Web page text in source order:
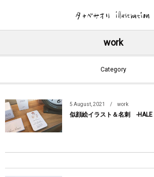
work
Category
5 August 2021 work
似顔絵イラスト＆名刺 -HALE
illustration
フィルム絵本
DM/ Flyer-個展.作品展-
brog
TanabeWorks
News.Log